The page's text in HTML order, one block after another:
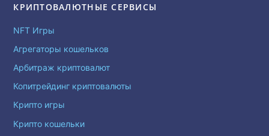
КРИПТОВАЛЮТНЫЕ СЕРВИСЫ
NFT Игры
Агрегаторы кошельков
Арбитраж криптовалют
Копитрейдинг криптовалюты
Крипто игры
Крипто кошельки